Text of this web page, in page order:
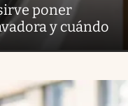
poner
y cuándo